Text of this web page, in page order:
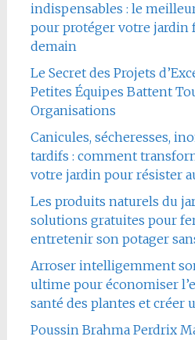
indispensables : le
pour protéger votre jardin
demain
Le Secret des Projets
Petites Équipes Battent
Organisations
Canicules, sécheresses,
tardifs : comment
votre jardin pour résister
Les produits naturels du
solutions gratuites pour
entretenir son potager
Arroser intelligemment
ultime pour économiser
santé des plantes et créer
Poussin Brahma Perdrix